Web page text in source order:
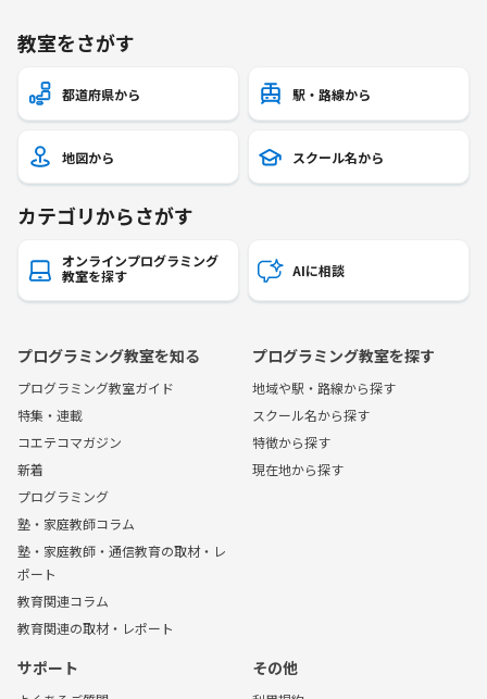
教室をさがす
都道府県から 駅・路線から
地図から スクール名から
カテゴリからさがす
オンラインプログラミング
教室を探す
AIに相談
プログラミング教室を知る
プログラミング教室ガイド
特集・連載
コエテコマガジン
新着
プログラミング
塾・家庭教師コラム
塾・家庭教師・通信教育の取材・レ
ポート
教育関連コラム
教育関連の取材・レポート
プログラミング教室を探す
地域や駅・路線から探す
スクール名から探す
特徴から探す
現在地から探す
サポート その他